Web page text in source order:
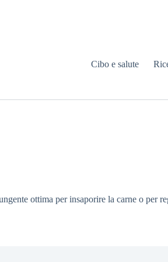
Cibo e salute
ottima per insaporire la carne o per